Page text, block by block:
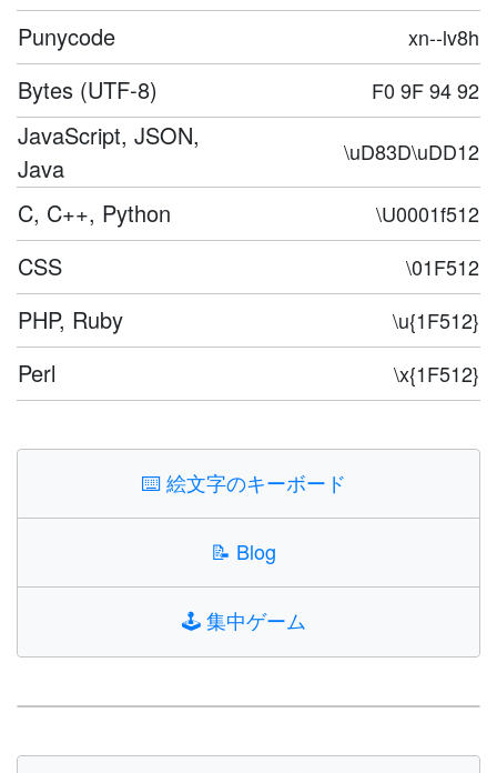
Punycode xn--lv8h
Bytes (UTF-8) F0 9F 94 92
JavaScript, JSON,
Java
\uD83D\uDD12
C, C++, Python \U0001f512
CSS \01F512
PHP, Ruby \u{1F512}
Perl \x{1F512}
⌨️絵文字のキーボード
📝 Blog
🕹️集中ゲーム